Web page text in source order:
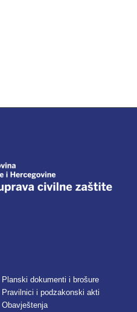
Planski dokumenti i brošure
Pravilnici i podzakonski akti
Obavještenja